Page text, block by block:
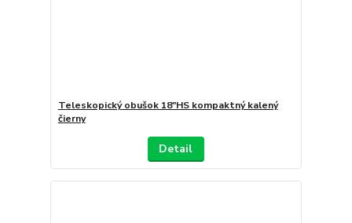
Teleskopický obušok 18"HS kompaktný kalený
čierny
Detail